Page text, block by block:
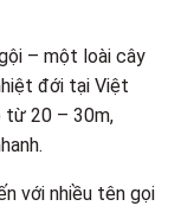
– một loài cây
đới tại Việt
từ 20 – 30m,
với nhiều tên gọi